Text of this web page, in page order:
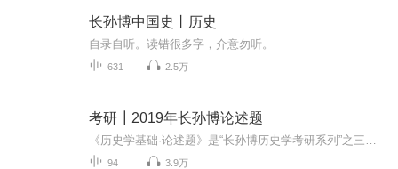
长孙博中国史丨历史
自录自听。读错很多字，介意勿听。
631 2.5万
考研┃2019年长孙博论述题
94 3.9万